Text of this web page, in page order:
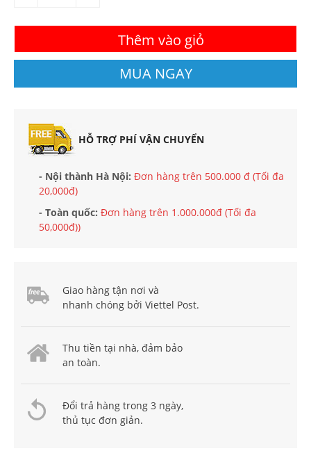
Thêm vào giỏ
MUA NGAY
HỖ TRỢ PHÍ VẬN CHUYỂN
- Nội thành Hà Nội: Đơn hàng trên 500.000 đ (Tối đa
20,000đ)
- Toàn quốc: Đơn hàng trên 1.000.000đ (Tối đa
50,000đ))
Giao hàng tận nơi và
nhanh chóng bởi Viettel Post.
Thu tiền tại nhà, đảm bảo
an toàn.
Đổi trả hàng trong 3 ngày,
thủ tục đơn giản.